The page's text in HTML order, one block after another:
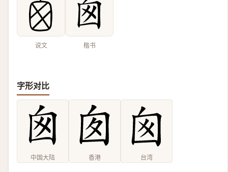
说文 楷书
字形对比
中国大陆 香港 台湾